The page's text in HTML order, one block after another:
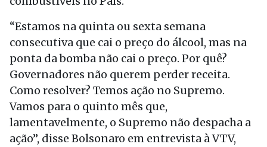
“Estamos na quinta ou sexta semana
consecutiva que cai o preço do álcool, mas na
ponta da bomba não cai o preço. Por quê?
Governadores não querem perder receita.
Como resolver? Temos ação no Supremo.
Vamos para o quinto mês que,
lamentavelmente, o Supremo não despacha a
ação”, disse Bolsonaro em entrevista à VTV,